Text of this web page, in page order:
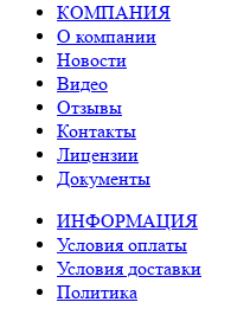
КОМПАНИЯ
О компании
Новости
Видео
Отзывы
Контакты
Лицензии
Документы
ИНФОРМАЦИЯ
Условия оплаты
Условия доставки
Политика